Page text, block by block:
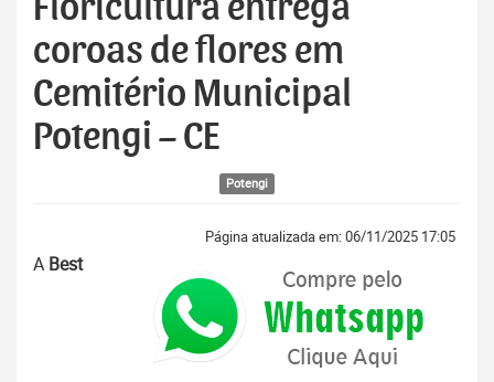
Floricultura entrega
coroas de flores em
Cemitério Municipal
Potengi – CE
Potengi
Página atualizada em: 06/11/2025 17:05
A Best